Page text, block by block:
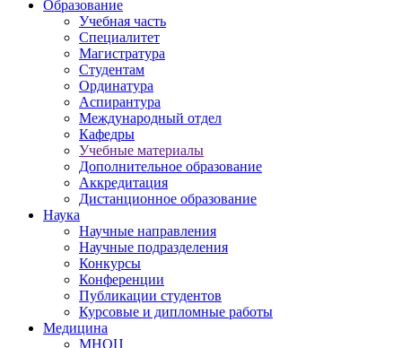
Образование
Учебная часть
Специалитет
Магистратура
Студентам
Ординатура
Аспирантура
Международный отдел
Кафедры
Учебные материалы
Дополнительное образование
Аккредитация
Дистанционное образование
Наука
Научные направления
Научные подразделения
Конкурсы
Конференции
Публикации студентов
Курсовые и дипломные работы
Медицина
МНОЦ